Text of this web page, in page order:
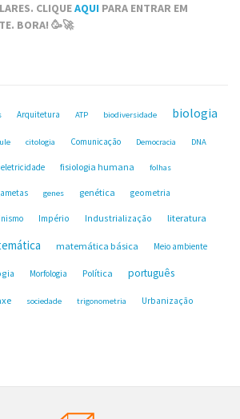
CLIQUEAQUI PARA ENTRAR EM
BORA! 🥳🚀
Arquitetura ATP biodiversidade biologia
citologia Comunicação Democracia DNA
eletricidade fisiologia humana folhas
genes genética geometria
Império Industrialização literatura
matemática básica Meio ambiente
Morfologia Política português
sociedade trigonometria Urbanização